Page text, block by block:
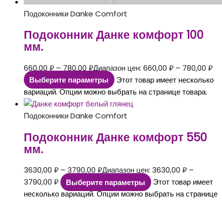
Подоконники Danke Comfort
Подоконник Данке комфорт 100
мм.
660,00 ₽ – 780,00 ₽Диапазон цен: 660,00 ₽ – 780,00 ₽
Выберите параметры
Этот товар имеет несколько
вариаций. Опции можно выбрать на странице товара.
Подоконники Danke Comfort
Подоконник Данке комфорт 550
мм.
3630,00 ₽ – 3790,00 ₽Диапазон цен: 3630,00 ₽ –
3790,00 ₽
Выберите параметры
Этот товар имеет
несколько вариаций. Опции можно выбрать на странице